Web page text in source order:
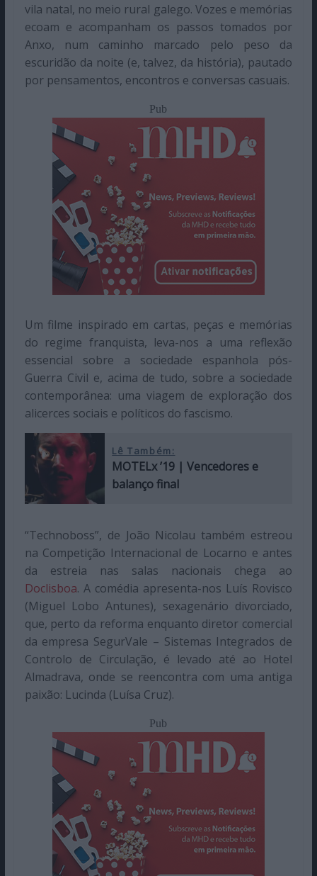
vila natal, no meio rural galego. Vozes e memórias
ecoam e acompanham os passos tomados por
Anxo, num caminho marcado pelo peso da
escuridão da noite (e, talvez, da história), pautado
por pensamentos, encontros e conversas casuais.
Pub
Um filme inspirado em cartas, peças e memórias
do regime franquista, leva-nos a uma reflexão
essencial sobre a sociedade espanhola pós-
Guerra Civil e, acima de tudo, sobre a sociedade
contemporânea: uma viagem de exploração dos
alicerces sociais e políticos do fascismo.
Lê Também:
MOTELx ’19 | Vencedores e
balanço final
“Technoboss”, de João Nicolau também estreou
na Competição Internacional de Locarno e antes
da estreia nas salas nacionais chega ao
Doclisboa. A comédia apresenta-nos Luís Rovisco
(Miguel Lobo Antunes), sexagenário divorciado,
que, perto da reforma enquanto diretor comercial
da empresa SegurVale – Sistemas Integrados de
Controlo de Circulação, é levado até ao Hotel
Almadrava, onde se reencontra com uma antiga
paixão: Lucinda (Luísa Cruz).
Pub